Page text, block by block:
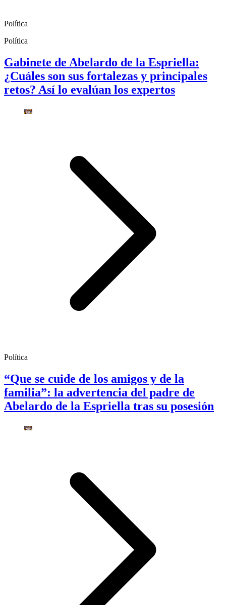
Política
Política
Gabinete de Abelardo de la Espriella:
¿Cuáles son sus fortalezas y principales
retos? Así lo evalúan los expertos
Política
“Que se cuide de los amigos y de la
familia”: la advertencia del padre de
Abelardo de la Espriella tras su posesión